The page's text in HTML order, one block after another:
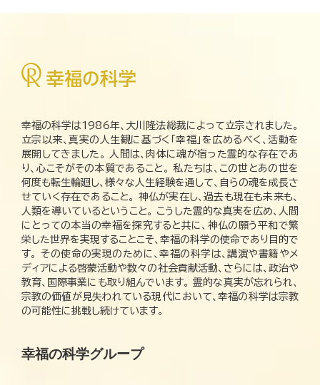
幸福の科学は1986年、大川隆法総裁によって立宗されました。
立宗以来、真実の人生観に基づく「幸福」を広めるべく、活動を
展開してきました。 人間は、肉体に魂が宿った霊的な存在であ
り、心こそがその本質であること。 私たちは、この世とあの世を
何度も転生輪廻し、様々な人生経験を通して、自らの魂を成長さ
せていく存在であること。 神仏が実在し、過去も現在も未来も、
人類を導いているということ。 こうした霊的な真実を広め、人間
にとっての本当の幸福を探究すると共に、神仏の願う平和で繁
栄した世界を実現することこそ、幸福の科学の使命であり目的で
す。 その使命の実現のために、幸福の科学は、講演や書籍やメ
ディアによる啓蒙活動や数々の社会貢献活動、さらには、政治や
教育、国際事業にも取り組んでいます。 霊的な真実が忘れられ、
宗教の価値が見失われている現代において、幸福の科学は宗教
の可能性に挑戦し続けています。
幸福の科学グループ